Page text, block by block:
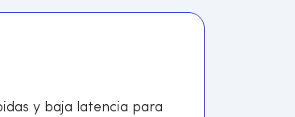
y baja latencia para